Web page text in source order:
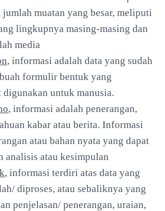
muatan yang besar, meliputi
lingkupnya masing-masing dan
media
, informasi adalah data yang sudah
formulir bentuk yang
digunakan untuk manusia.
, informasi adalah penerangan,
kabar atau berita. Informasi
atau bahan nyata yang dapat
analisis atau kesimpulan
, informasi terdiri atas data yang
diproses, atau sebaliknya yang
penjelasan/ penerangan, uraian,